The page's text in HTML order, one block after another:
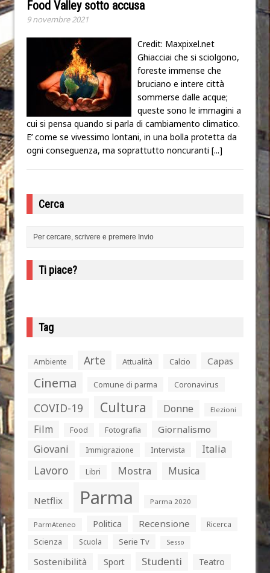
Food Valley sotto accusa
9 novembre 2021
Credit: Maxpixel.net
Ghiacciai che si sciolgono,
foreste immense che
bruciano e intere città
sommerse dalle acque;
queste sono le immagini a
cui si pensa quando si parla di cambiamento climatico.
E’ come se vivessimo lontani, in una bolla protetta da
ogni conseguenza, ma soprattutto noncuranti [...]
Cerca
Ti piace?
Tag
Ambiente Arte Attualità Calcio Capas
Cinema Comune di parma Coronavirus
COVID-19 Cultura Donne Elezioni
Film Food Fotografia Giornalismo
Giovani Immigrazione Intervista Italia
Lavoro Libri Mostra Musica
Netflix Parma Parma 2020
ParmAteneo Politica Recensione
Ricerca
Scienza
Scuola Serie Tv Sesso
Sostenibilità Sport Studenti Teatro